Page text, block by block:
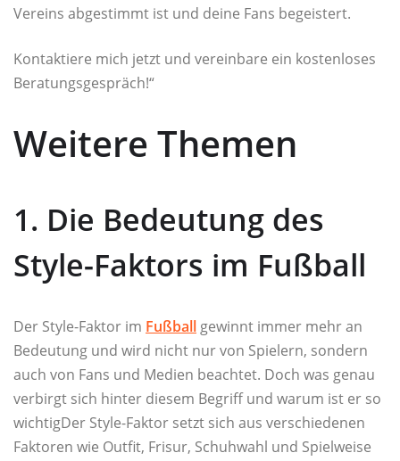
Vereins abgestimmt ist und deine Fans begeistert.
Kontaktiere mich jetzt und vereinbare ein kostenloses
Beratungsgespräch!“
Weitere Themen
1. Die Bedeutung des
Style-Faktors im Fußball
Der Style-Faktor im Fußball gewinnt immer mehr an
Bedeutung und wird nicht nur von Spielern, sondern
auch von Fans und Medien beachtet. Doch was genau
verbirgt sich hinter diesem Begriff und warum ist er so
wichtigDer Style-Faktor setzt sich aus verschiedenen
Faktoren wie Outfit, Frisur, Schuhwahl und Spielweise